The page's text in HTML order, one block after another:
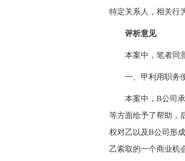
特定关系人，相关行
评析意见
本案中，笔者同
一、甲利用职务
本案中，B公司
等方面给予了帮助，
权对乙以及B公司形
乙索取的一个商业机